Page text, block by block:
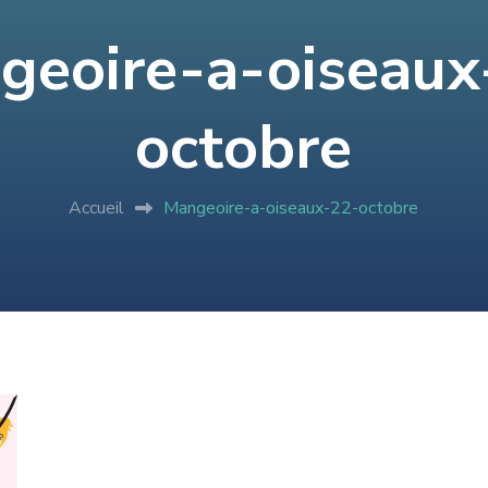
a-
octobre
Accueil Mangeoire-a-oiseaux-22-octobre